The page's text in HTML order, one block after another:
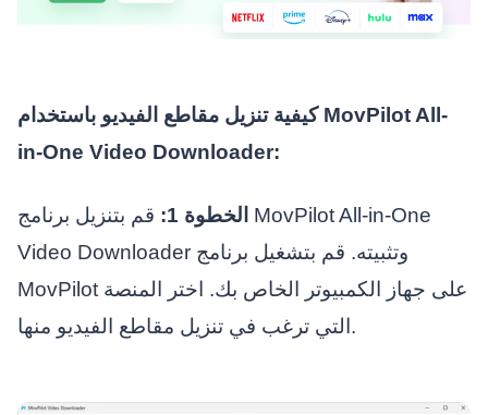
كيفية تنزيل مقاطع الفيديو باستخدام MovPilot All-
in-One Video Downloader:
الخطوة 1:
قم بتنزيل برنامج MovPilot All-in-One
Video Downloader وتثبيته. قم بتشغيل برنامج
MovPilot على جهاز الكمبيوتر الخاص بك. اختر المنصة
التي ترغب في تنزيل مقاطع الفيديو منها.